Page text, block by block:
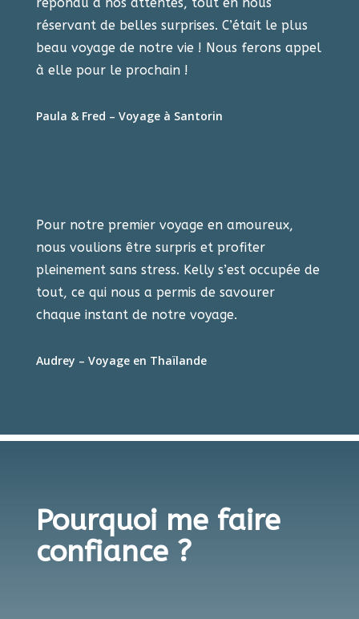
réservant de belles surprises. C’était le plus
beau voyage de notre vie ! Nous ferons appel
à elle pour le prochain !
Paula & Fred – Voyage à Santorin
Pour notre premier voyage en amoureux,
nous voulions être surpris et profiter
pleinement sans stress. Kelly s’est occupée de
tout, ce qui nous a permis de savourer
chaque instant de notre voyage.
Audrey – Voyage en Thaïlande
Pourquoi me faire
confiance ?